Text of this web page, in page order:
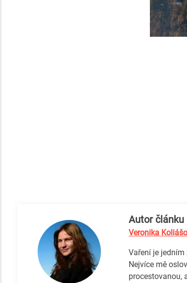
Autor článku
Veronika
Vaření je
Nejvíce mě
procestovanou,